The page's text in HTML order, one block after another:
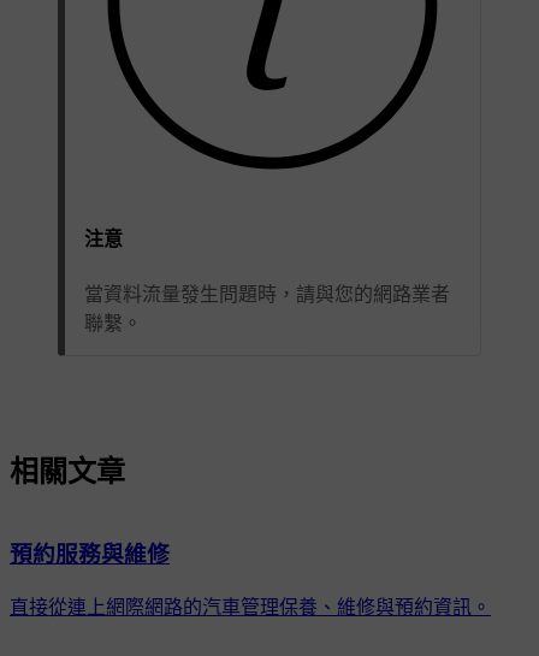
注意
當資料流量發生問題時，請與您的網路業者
聯繫。
相關文章
預約服務與維修
直接從連上網際網路的汽車管理保養、維修與預約資訊。